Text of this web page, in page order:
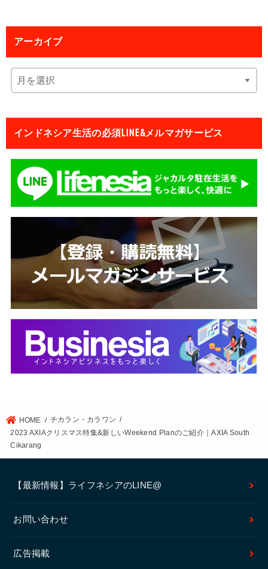
アーカイブ
インドネシア生活の必須LINE&メルマガサービス
HOME
チカラン・カラワン
2023 AXIAクリスマス特集&新しいWeekend Planのご紹介｜AXIA South
Cikarang
【最新情報】ライフネシアのLINE@
お問い合わせ
広告掲載